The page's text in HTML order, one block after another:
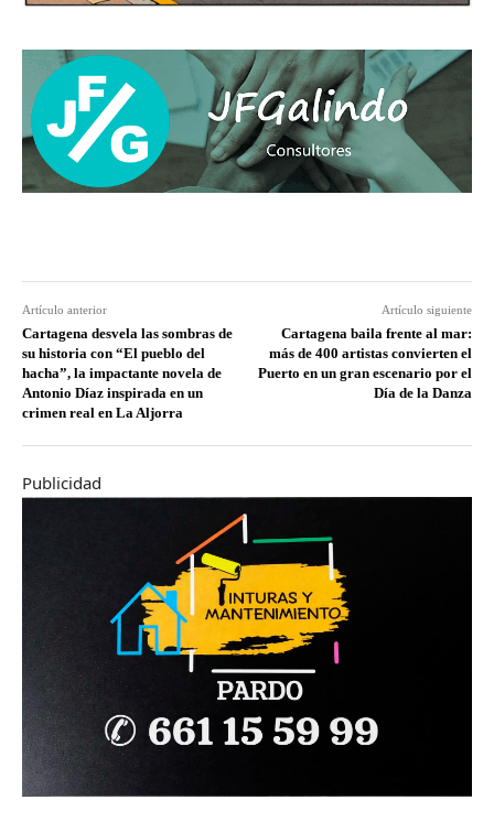
Artículo anterior
Cartagena desvela las sombras de
su historia con “El pueblo del
hacha”, la impactante novela de
Antonio Díaz inspirada en un
crimen real en La Aljorra
Artículo siguiente
Cartagena baila frente al mar:
más de 400 artistas convierten el
Puerto en un gran escenario por el
Día de la Danza
Publicidad